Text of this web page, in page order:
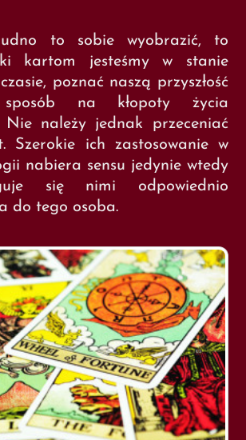
to sobie wyobrazić, to
kartom jesteśmy w stanie
poznać naszą przyszłość
na kłopoty życia
Nie należy jednak przeceniać
Szerokie ich zastosowanie w
nabiera sensu jedynie wtedy
się nimi odpowiednio
do tego osoba.